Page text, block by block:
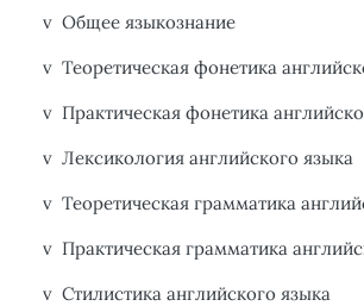
v Общее языкознание
v Теоретическая фонетика
v Практическая фонетика
v Лексикология английского языка
v Теоретическая грамматика
v Практическая грамматика
v Стилистика английского языка